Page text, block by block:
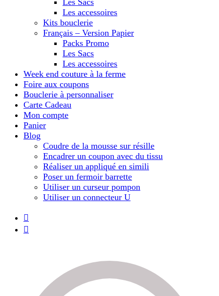
Les Sacs
Les accessoires
Kits bouclerie
Français – Version Papier
Packs Promo
Les Sacs
Les accessoires
Week end couture à la ferme
Foire aux coupons
Bouclerie à personnaliser
Carte Cadeau
Mon compte
Panier
Blog
Coudre de la mousse sur résille
Encadrer un coupon avec du tissu
Réaliser un appliqué en simili
Poser un fermoir barrette
Utiliser un curseur pompon
Utiliser un connecteur U